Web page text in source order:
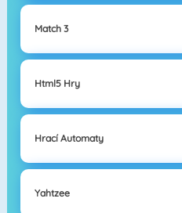
Match 3
Html5 Hry
Hrací Automaty
Yahtzee